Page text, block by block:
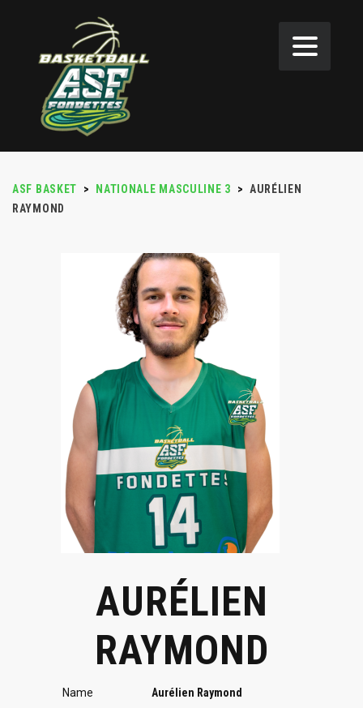
ASF BASKET > NATIONALE MASCULINE 3 > AURÉLIEN
RAYMOND
AURÉLIEN
RAYMOND
Name
Aurélien Raymond